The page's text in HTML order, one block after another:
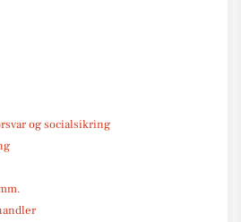
og socialsikring